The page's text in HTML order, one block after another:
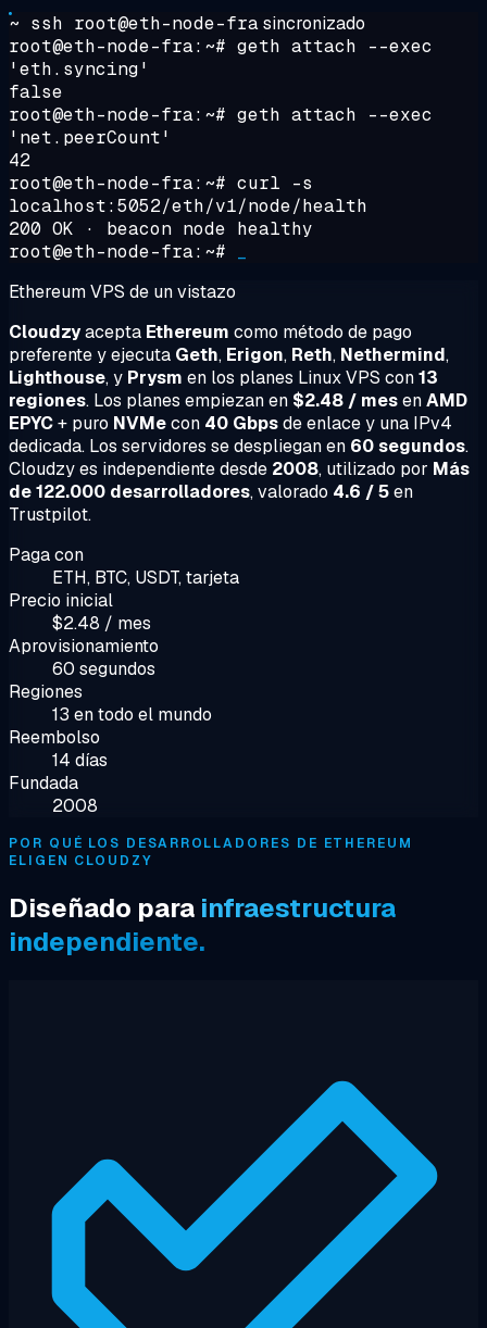
~ ssh root@eth-node-frasincronizado
root@eth-node-fra:~# geth attach --exec
'eth.syncing'
false
root@eth-node-fra:~# geth attach --exec
'net.peerCount'
42
root@eth-node-fra:~# curl -s
localhost:5052/eth/v1/node/health
200 OK · beacon node healthy
root@eth-node-fra:~#
Ethereum VPS de un vistazo
Cloudzyacepta Ethereum como método de pago
preferente y ejecuta Geth, Erigon, Reth, Nethermind,
Lighthouse, y Prysm en los planes Linux VPS con13
regiones. Los planes empiezan en $2.48 / mesenAMD
EPYC+ puro NVMecon 40 Gbpsde enlace y una IPv4
dedicada. Los servidores se despliegan en 60 segundos.
Cloudzy es independiente desde 2008, utilizado por Más
de 122.000 desarrolladores, valorado 4.6 / 5en
Trustpilot.
Paga con
ETH, BTC, USDT, tarjeta
Precio inicial
$2.48 / mes
Aprovisionamiento
60 segundos
Regiones
13 en todo el mundo
Reembolso
14 días
Fundada
2008
POR QUÉ LOS DESARROLLADORES DE ETHEREUM
ELIGEN CLOUDZY
Diseñado para infraestructura
independiente.